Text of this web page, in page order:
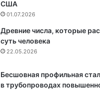
США
01.07.2026
Древние числа, которые
суть человека
22.05.2026
Бесшовная профильная
в трубопроводах